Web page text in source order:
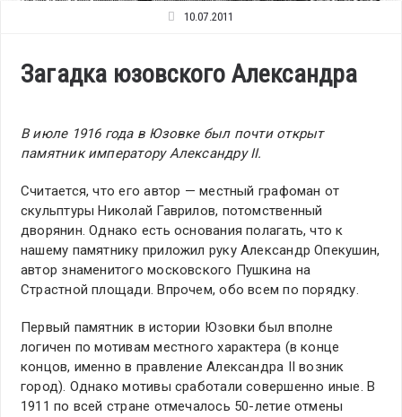
10.07.2011
Загадка юзовского Александра
В июле 1916 года в Юзовке был почти открыт
памятник императору Александру II.
Считается, что его автор — местный графоман от
скульптуры Николай Гаврилов, потомственный
дворянин. Однако есть основания полагать, что к
нашему памятнику приложил руку Александр Опекушин,
автор знаменитого московского Пушкина на
Страстной площади. Впрочем, обо всем по порядку.
Первый памятник в истории Юзовки был вполне
логичен по мотивам местного характера (в конце
концов, именно в правление Александра II возник
город). Однако мотивы сработали совершенно иные. В
1911 по всей стране отмечалось 50-летие отмены